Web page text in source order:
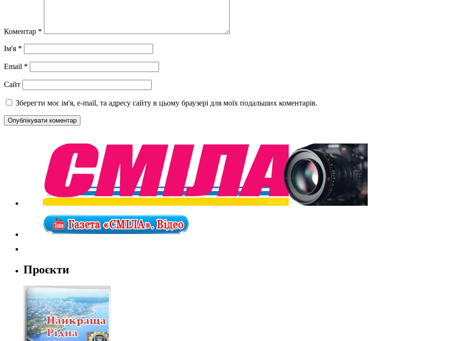
Коментар *
Ім'я *
Email *
Сайт
Зберегти моє ім'я, e-mail, та адресу сайту в цьому браузері для моїх подальших коментарів.
Проєкти